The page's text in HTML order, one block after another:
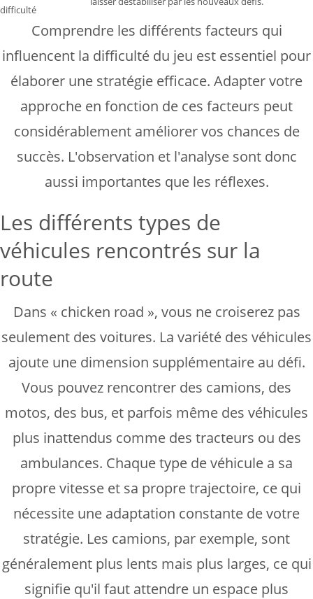
difficulté
Comprendre les différents facteurs qui
influencent la difficulté du jeu est essentiel pour
élaborer une stratégie efficace. Adapter votre
approche en fonction de ces facteurs peut
considérablement améliorer vos chances de
succès. L'observation et l'analyse sont donc
aussi importantes que les réflexes.
Les différents types de
véhicules rencontrés sur la
route
Dans « chicken road », vous ne croiserez pas
seulement des voitures. La variété des véhicules
ajoute une dimension supplémentaire au défi.
Vous pouvez rencontrer des camions, des
motos, des bus, et parfois même des véhicules
plus inattendus comme des tracteurs ou des
ambulances. Chaque type de véhicule a sa
propre vitesse et sa propre trajectoire, ce qui
nécessite une adaptation constante de votre
stratégie. Les camions, par exemple, sont
généralement plus lents mais plus larges, ce qui
signifie qu'il faut attendre un espace plus